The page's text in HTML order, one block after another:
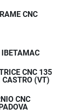
CNC
IBETAMAC
CNC 135
CASTRO (VT)
CNC